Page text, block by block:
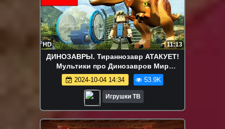
HD 11:13
ДИНОЗАВРЫ. Тираннозавр АТАКУЕТ!
Мультики про Динозавров Мир
Юрского Периода Лего ТИРЕКС LEGO T-
REX
2024-10-04 14:34 53.9K
Игрушки ТВ